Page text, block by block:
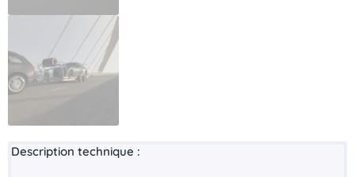
Description technique :